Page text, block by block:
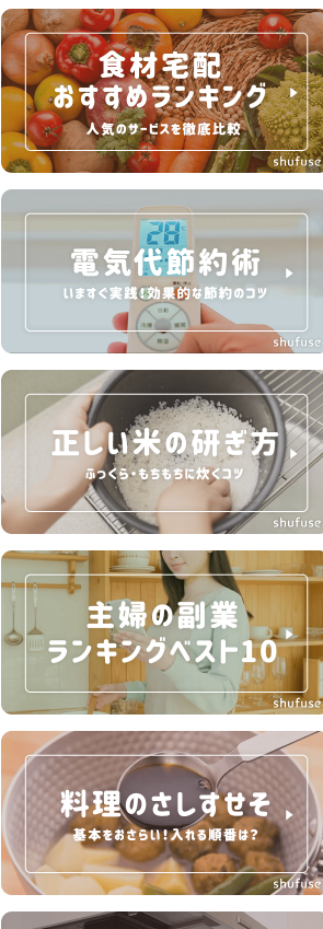
して、正しい食べ方を確認しましょ
う。大人の嗜みとして知っておきた
い新常識を解説します。